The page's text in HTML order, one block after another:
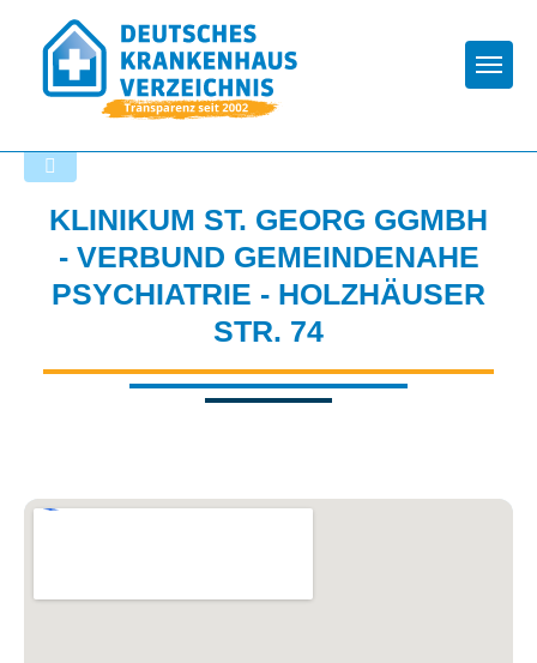
KLINIKUM ST. GEORG GGMBH
- VERBUND GEMEINDENAHE
PSYCHIATRIE - HOLZHÄUSER
STR. 74